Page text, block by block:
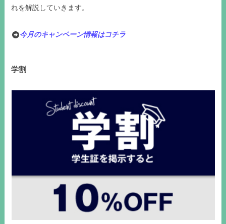
れを解説していきます。
今月のキャンペーン情報はコチラ
学割